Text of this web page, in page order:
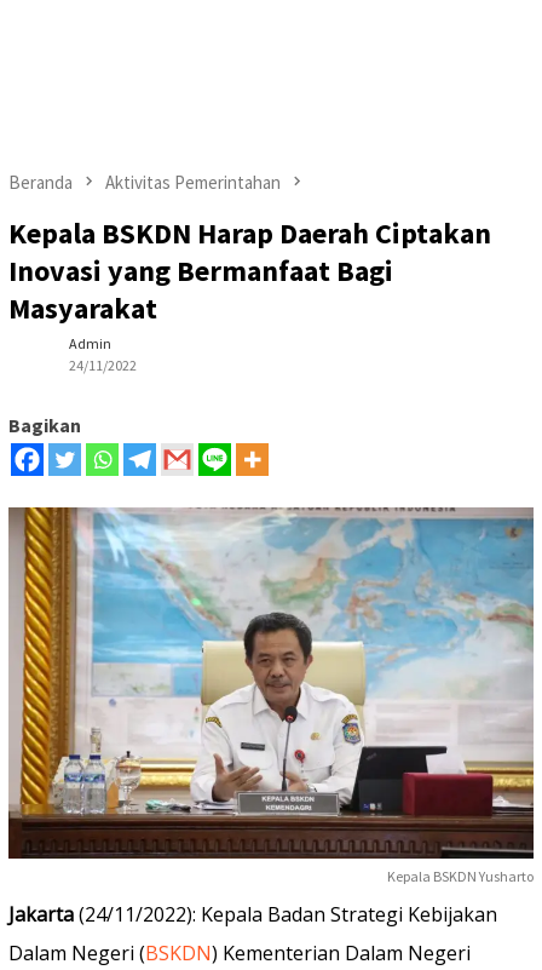
Beranda Aktivitas Pemerintahan
Kepala BSKDN Harap Daerah Ciptakan
Inovasi yang Bermanfaat Bagi
Masyarakat
Admin
24/11/2022
Bagikan
Kepala BSKDN Yusharto
Jakarta(24/11/2022): Kepala Badan Strategi Kebijakan
Dalam Negeri (BSKDN) Kementerian Dalam Negeri